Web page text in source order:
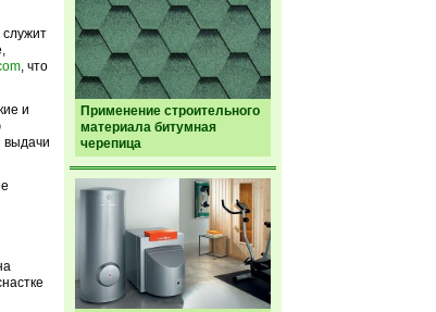
Применение строительного
материала битумная
черепица
, что
и
выдачи